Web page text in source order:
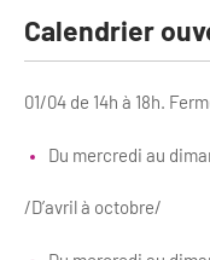
Annuaire accessibilité
Le Label Villes et
L'organisation du label
S'investir dans le label
Calendrier
01/04 de 14h à 18h.
Du mercredi au
/D’avril à octobre/